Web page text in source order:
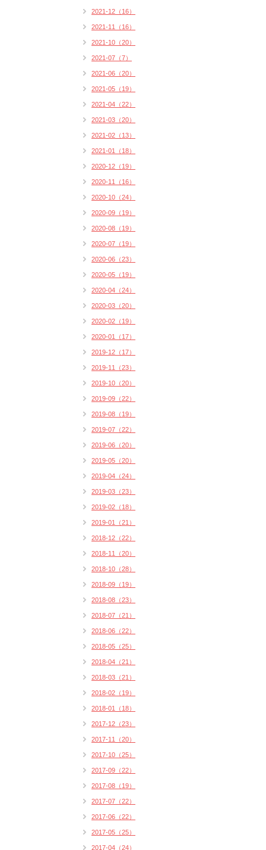
2021-12（16）
2021-11（16）
2021-10（20）
2021-07（7）
2021-06（20）
2021-05（19）
2021-04（22）
2021-03（20）
2021-02（13）
2021-01（18）
2020-12（19）
2020-11（16）
2020-10（24）
2020-09（19）
2020-08（19）
2020-07（19）
2020-06（23）
2020-05（19）
2020-04（24）
2020-03（20）
2020-02（19）
2020-01（17）
2019-12（17）
2019-11（23）
2019-10（20）
2019-09（22）
2019-08（19）
2019-07（22）
2019-06（20）
2019-05（20）
2019-04（24）
2019-03（23）
2019-02（18）
2019-01（21）
2018-12（22）
2018-11（20）
2018-10（28）
2018-09（19）
2018-08（23）
2018-07（21）
2018-06（22）
2018-05（25）
2018-04（21）
2018-03（21）
2018-02（19）
2018-01（18）
2017-12（23）
2017-11（20）
2017-10（25）
2017-09（22）
2017-08（19）
2017-07（22）
2017-06（22）
2017-05（25）
2017-04（24）